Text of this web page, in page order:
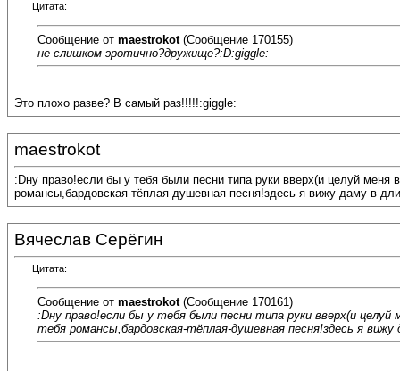
Цитата:
Сообщение от maestrokot(Сообщение 170155)
не слишком эротично?дружище?:D:giggle:
Это плохо разве? В самый раз!!!!!:giggle:
maestrokot
:Dну право!если бы у тебя были песни типа руки вверх(и целуй
романсы,бардовская-тёплая-душевная песня!здесь я вижу даму в
Вячеслав Серёгин
Цитата:
Сообщение от maestrokot(Сообщение 170161)
:Dну право!если бы у тебя были песни типа руки вверх(и
тебя романсы,бардовская-тёплая-душевная песня!здесь я